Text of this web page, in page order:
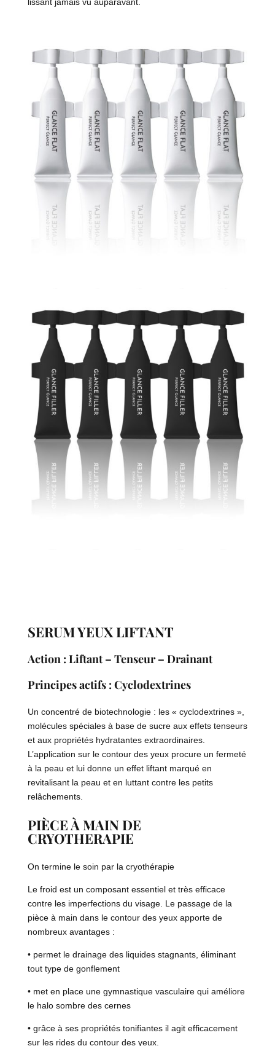
SERUM YEUX LIFTANT
Action : Liftant – Tenseur – Drainant
Principes actifs : Cyclodextrines
Un concentré de biotechnologie : les « cyclodextrines »,
molécules spéciales à base de sucre aux effets tenseurs
et aux propriétés hydratantes extraordinaires.
L’application sur le contour des yeux procure un fermeté
à la peau et lui donne un effet liftant marqué en
revitalisant la peau et en luttant contre les petits
relâchements.
PIÈCE À MAIN DE
CRYOTHERAPIE
On termine le soin par la cryothérapie
Le froid est un composant essentiel et très efficace
contre les imperfections du visage. Le passage de la
pièce à main dans le contour des yeux apporte de
nombreux avantages :
• permet le drainage des liquides stagnants, éliminant
tout type de gonflement
• met en place une gymnastique vasculaire qui améliore
le halo sombre des cernes
• grâce à ses propriétés tonifiantes il agit efficacement
sur les rides du contour des yeux.